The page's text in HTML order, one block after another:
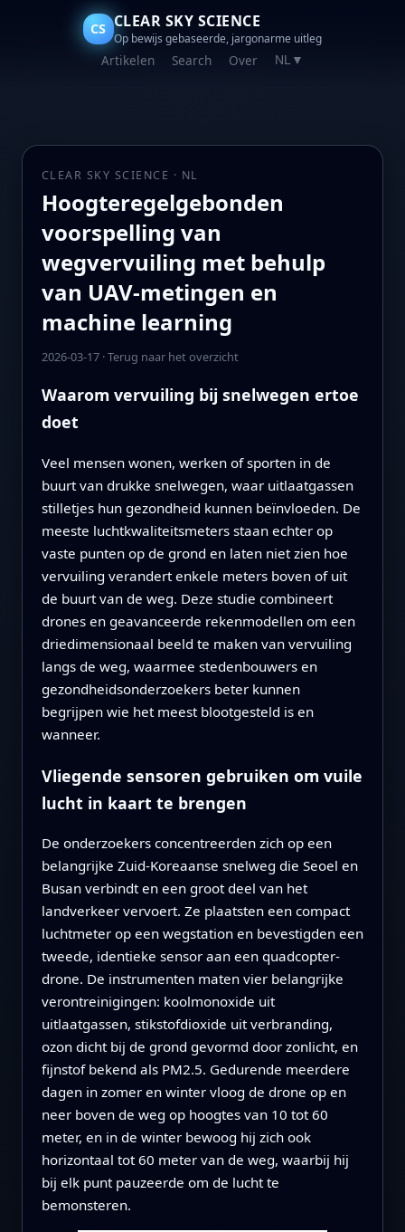
CS CLEAR SKY SCIENCE
Op bewijs gebaseerde, jargonarme uitleg
Artikelen Search Over NL ▼
CLEAR SKY SCIENCE · NL
Hoogteregelgebonden
voorspelling van
wegvervuiling met behulp
van UAV-metingen en
machine learning
2026-03-17·Terug naar het overzicht
Waarom vervuiling bij snelwegen ertoe
doet
Veel mensen wonen, werken of sporten in de
buurt van drukke snelwegen, waar uitlaatgassen
stilletjes hun gezondheid kunnen beïnvloeden. De
meeste luchtkwaliteitsmeters staan echter op
vaste punten op de grond en laten niet zien hoe
vervuiling verandert enkele meters boven of uit
de buurt van de weg. Deze studie combineert
drones en geavanceerde rekenmodellen om een
driedimensionaal beeld te maken van vervuiling
langs de weg, waarmee stedenbouwers en
gezondheidsonderzoekers beter kunnen
begrijpen wie het meest blootgesteld is en
wanneer.
Vliegende sensoren gebruiken om vuile
lucht in kaart te brengen
De onderzoekers concentreerden zich op een
belangrijke Zuid-Koreaanse snelweg die Seoel en
Busan verbindt en een groot deel van het
landverkeer vervoert. Ze plaatsten een compact
luchtmeter op een wegstation en bevestigden een
tweede, identieke sensor aan een quadcopter-
drone. De instrumenten maten vier belangrijke
verontreinigingen: koolmonoxide uit
uitlaatgassen, stikstofdioxide uit verbranding,
ozon dicht bij de grond gevormd door zonlicht, en
fijnstof bekend als PM2.5. Gedurende meerdere
dagen in zomer en winter vloog de drone op en
neer boven de weg op hoogtes van 10 tot 60
meter, en in de winter bewoog hij zich ook
horizontaal tot 60 meter van de weg, waarbij hij
bij elk punt pauzeerde om de lucht te
bemonsteren.